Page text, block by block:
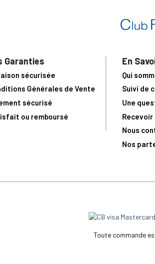
Garanties
sécurisée
Générales de Vente
sécurisé
ou remboursé
En
Qui
Suivi de
Une
Nous
Nos
Toute commande